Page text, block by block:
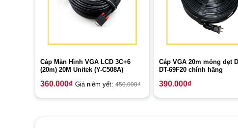
Cáp Màn Hình VGA LCD 3C+6
(20m) 20M Unitek (Y-C508A)
360.000₫ Giá niêm yết: 450.000₫
Cáp VGA 20m mỏng dẹt
DT-69F20 chính hãng
390.000₫